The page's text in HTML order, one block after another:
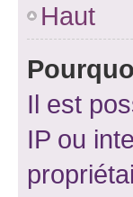
Haut
Il est
IP ou